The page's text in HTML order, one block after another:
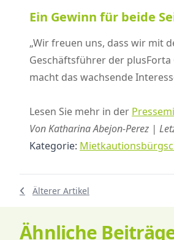
Ein Gewinn für beide
„Wir freuen uns, dass wir mit
Geschäftsführer der
macht das wachsende
Lesen Sie mehr in der
Von Katharina Abejon-Perez |
Kategorie:
Älterer Artikel
Ähnliche